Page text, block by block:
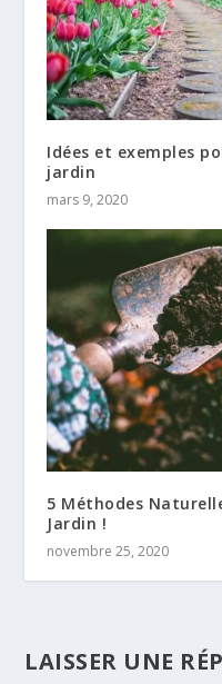
Idées et exemples
jardin
mars 9, 2020
5 Méthodes
Jardin !
novembre 25, 2020
LAISSER UNE